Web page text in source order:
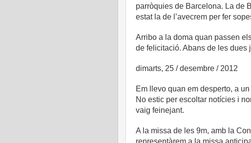
parròquies de Barcelona. La de
estat la de l’avecrem per fer
Arribo a la doma quan passen
de felicitació. Abans de les dues
dimarts, 25 / desembre / 2012
Em llevo quan em desperto, a
No estic per escoltar notícies i
vaig feinejant.
A la missa de les 9m, amb la
representàrem a la missa